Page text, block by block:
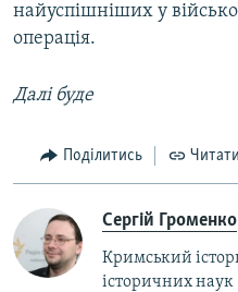
найуспішніших у
операція.
Далі буде
Поділитись
Сергій Громенко
Кримський
історичних наук